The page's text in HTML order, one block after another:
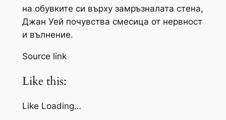
на обувките си върху замръзналата стена,
Джан Уей почувства смесица от нервност
и вълнение.
Source link
Like this:
Like Loading…